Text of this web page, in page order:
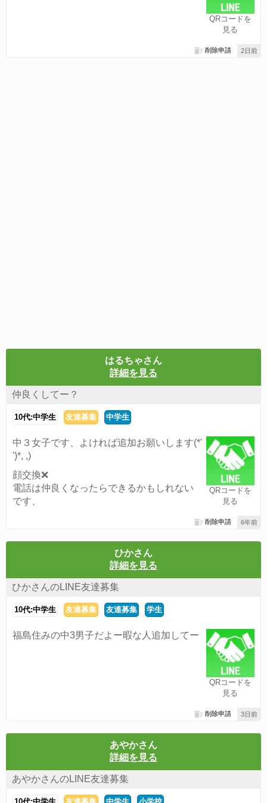
QRコードを
見る
2日前
削除申請
はるちゃさん
詳細を見る
仲良くしてー？
10代:中学生 友達募集 中学生
QRコードを
見る
中３女子です、よければ追加お願いします(*'
')*, ,)
顔交換❌
電話は仲良くなったらできるかもしれない
です、
6年前
削除申請
ひかさん
詳細を見る
ひかさんのLINE友達募集
10代:中学生 友達募集 友達募集 学生
QRコードを
見る
福島住みの中3男子だよー暇な人追加してー
3日前
削除申請
あやかさん
詳細を見る
あやかさんのLINE友達募集